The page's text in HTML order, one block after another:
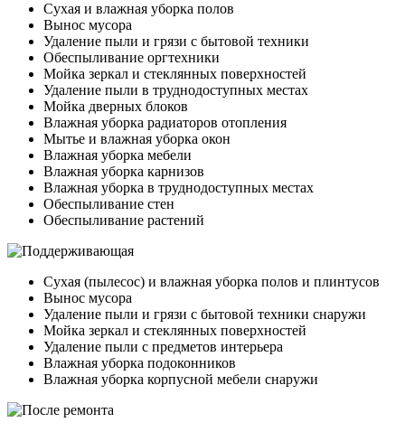
Сухая и влажная уборка полов
Вынос мусора
Удаление пыли и грязи с бытовой техники
Обеспыливание оргтехники
Мойка зеркал и стеклянных поверхностей
Удаление пыли в труднодоступных местах
Мойка дверных блоков
Влажная уборка радиаторов отопления
Мытье и влажная уборка окон
Влажная уборка мебели
Влажная уборка карнизов
Влажная уборка в труднодоступных местах
Обеспыливание стен
Обеспыливание растений
Сухая (пылесос) и влажная уборка полов и плинтусов
Вынос мусора
Удаление пыли и грязи с бытовой техники снаружи
Мойка зеркал и стеклянных поверхностей
Удаление пыли с предметов интерьера
Влажная уборка подоконников
Влажная уборка корпусной мебели снаружи